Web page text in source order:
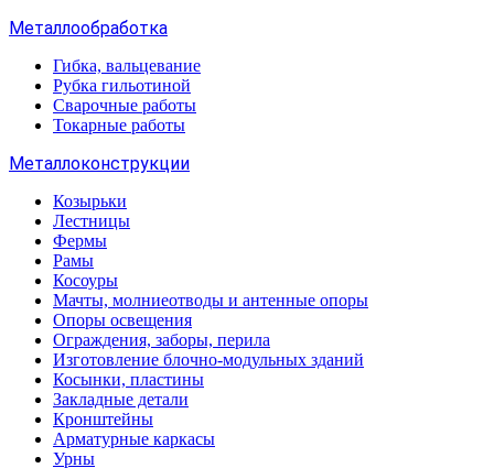
Металлообработка
Гибка, вальцевание
Рубка гильотиной
Сварочные работы
Токарные работы
Металлоконструкции
Козырьки
Лестницы
Фермы
Рамы
Косоуры
Мачты, молниеотводы и антенные опоры
Опоры освещения
Ограждения, заборы, перила
Изготовление блочно-модульных зданий
Косынки, пластины
Закладные детали
Кронштейны
Арматурные каркасы
Урны